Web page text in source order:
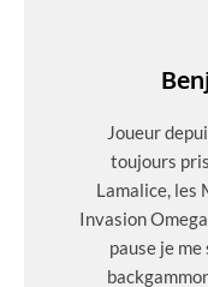
Joueur
toujours
Lamalice, les
Invasion
pause je